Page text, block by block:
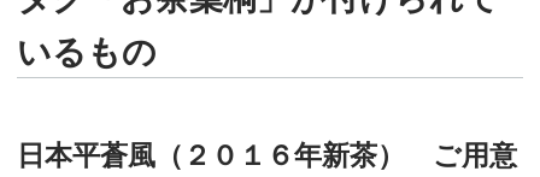
いるもの
日本平蒼風（２０１６年新茶） ご用意